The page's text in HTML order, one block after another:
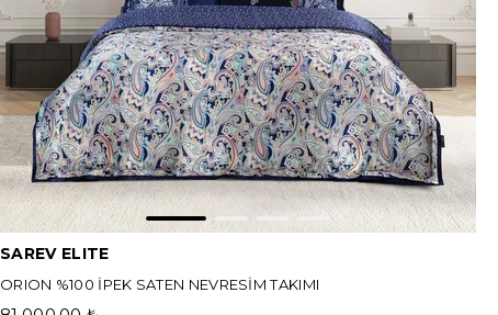
SAREV ELITE
ORION %100 İPEK SATEN NEVRESİM TAKIMI